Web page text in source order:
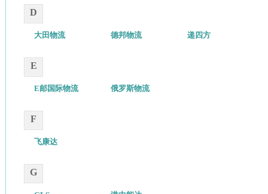
D
大田物流 德邦物流 递四方
E
E邮国际物流 俄罗斯物流
F
飞康达
G